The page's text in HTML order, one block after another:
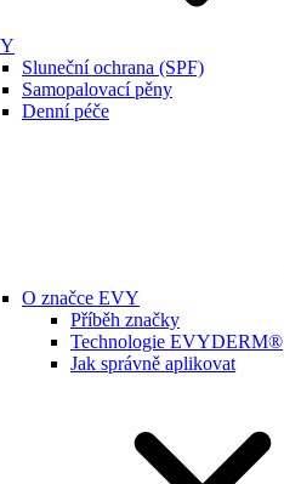
Sluneční ochrana (SPF)
Samopalovací pěny
Denní péče
O značce EVY
Příběh značky
Technologie EVYDERM®
Jak správně aplikovat